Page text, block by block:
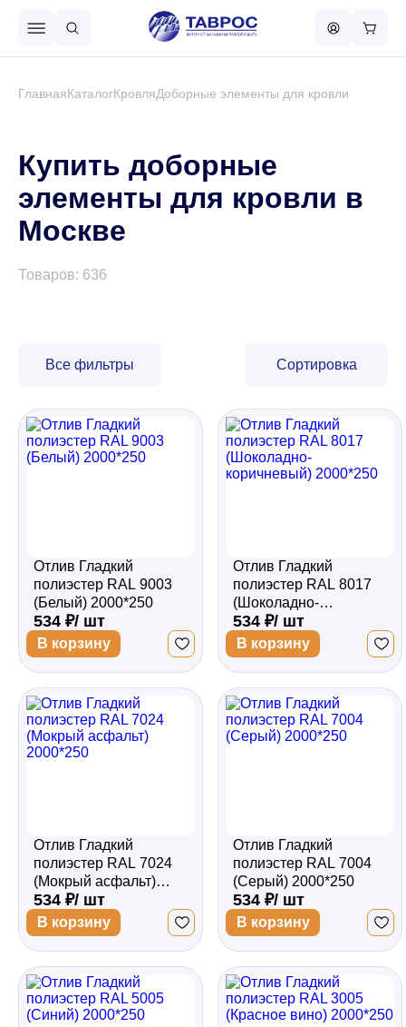
Металлочерепица
Забор
Водосточная система
Профили для гипсокартона
Дача и сад
ГлавнаяКаталогКровляДоборные элементы для кровли
Купить доборные
элементы для кровли в
Москве
Товаров: 636
Все фильтры Сортировка
Отлив Гладкий
полиэстер RAL 9003
(Белый) 2000*250
534 ₽/ шт
В корзину
Отлив Гладкий
полиэстер RAL 8017
(Шоколадно-
коричневый) 2000*250
534 ₽/ шт
В корзину
Отлив Гладкий
полиэстер RAL 7024
(Мокрый асфальт)
2000*250
534 ₽/ шт
В корзину
Отлив Гладкий
полиэстер RAL 7004
(Серый) 2000*250
534 ₽/ шт
В корзину